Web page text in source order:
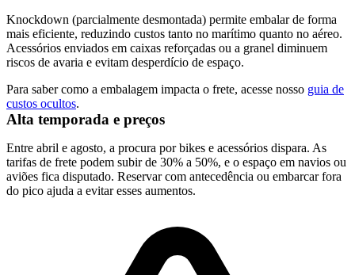
Knockdown (parcialmente desmontada) permite embalar de forma
mais eficiente, reduzindo custos tanto no marítimo quanto no aéreo.
Acessórios enviados em caixas reforçadas ou a granel diminuem
riscos de avaria e evitam desperdício de espaço.
Para saber como a embalagem impacta o frete, acesse nosso guia de
custos ocultos.
Alta temporada e preços
Entre abril e agosto, a procura por bikes e acessórios dispara. As
tarifas de frete podem subir de 30% a 50%, e o espaço em navios ou
aviões fica disputado. Reservar com antecedência ou embarcar fora
do pico ajuda a evitar esses aumentos.